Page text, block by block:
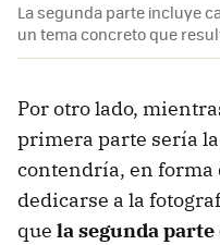
La segunda parte incluye
un tema concreto que
Por otro lado,
primera parte sería
contendría, en forma
dedicarse a la
que la segunda parte